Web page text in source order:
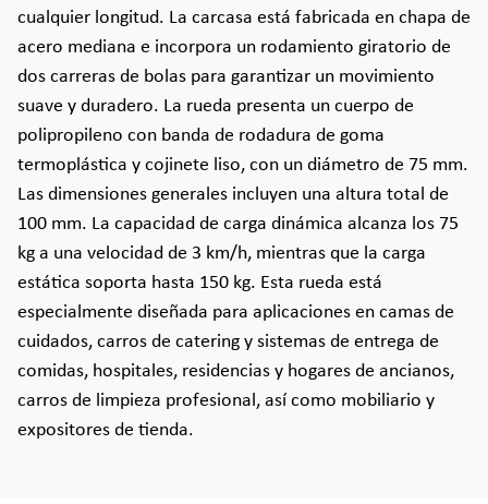
cualquier longitud. La carcasa está fabricada en chapa de
acero mediana e incorpora un rodamiento giratorio de
dos carreras de bolas para garantizar un movimiento
suave y duradero. La rueda presenta un cuerpo de
polipropileno con banda de rodadura de goma
termoplástica y cojinete liso, con un diámetro de 75 mm.
Las dimensiones generales incluyen una altura total de
100 mm. La capacidad de carga dinámica alcanza los 75
kg a una velocidad de 3 km/h, mientras que la carga
estática soporta hasta 150 kg. Esta rueda está
especialmente diseñada para aplicaciones en camas de
cuidados, carros de catering y sistemas de entrega de
comidas, hospitales, residencias y hogares de ancianos,
carros de limpieza profesional, así como mobiliario y
expositores de tienda.